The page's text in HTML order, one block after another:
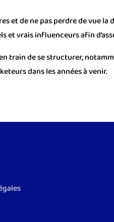
et de ne pas perdre de vue
vrais influenceurs afin
de se structurer,
dans les années à venir.